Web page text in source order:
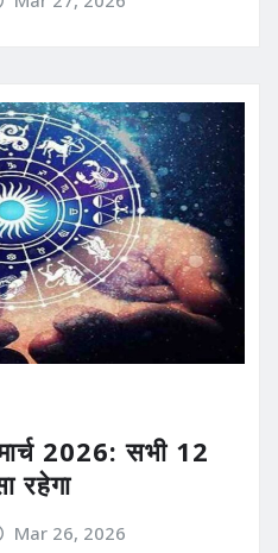
2026: सभी 12
रहेगा
Mar 26, 2026